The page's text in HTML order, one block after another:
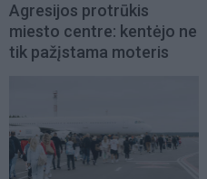
Agresijos protrūkis
miesto centre: kentėjo ne
tik pažįstama moteris